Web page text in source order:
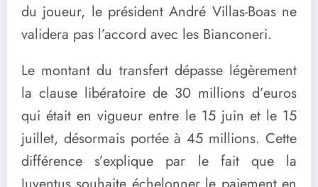
du joueur, le président André Villas-Boas ne
validera pas l’accord avec les Bianconeri.
Le montant du transfert dépasse légèrement
la clause libératoire de 30 millions d’euros
qui était en vigueur entre le 15 juin et le 15
juillet, désormais portée à 45 millions. Cette
différence s’explique par le fait que la